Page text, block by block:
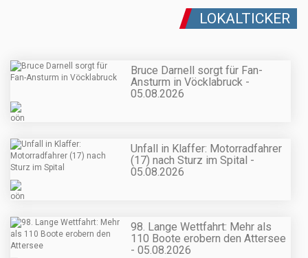
LOKALTICKER
Bruce Darnell sorgt für Fan-
Ansturm in Vöcklabruck -
05.08.2026
Unfall in Klaffer: Motorradfahrer
(17) nach Sturz im Spital -
05.08.2026
98. Lange Wettfahrt: Mehr als
110 Boote erobern den Attersee
- 05.08.2026